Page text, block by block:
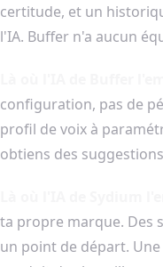
certitude, et un
l'IA. Buffer n'a aucun
configuration, pas de
profil de voix à
obtiens des
ta propre marque. Des
un point de départ.